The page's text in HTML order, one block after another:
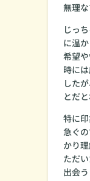
無理
じっ
に温
希望
時に
した
とだ
特に
急ぐ
かり
ただ
出会